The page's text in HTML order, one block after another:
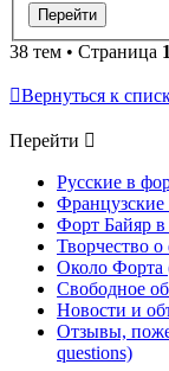
38 тем • Страница
Вернуться к
Перейти
Русские в
Французские
Форт Байяр в
Творчество
Около Форта
Свободное
Новости и
Отзывы,
questions)